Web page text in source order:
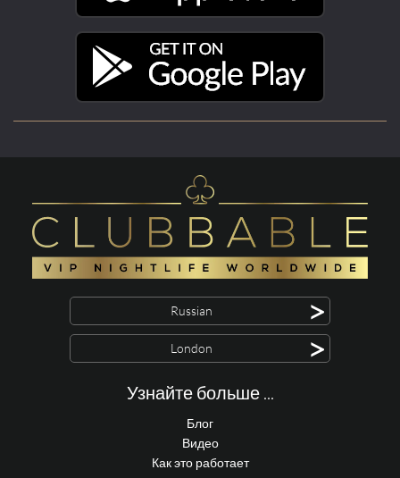
Russian >
London >
Узнайте больше ...
Блог
Видео
Как это работает